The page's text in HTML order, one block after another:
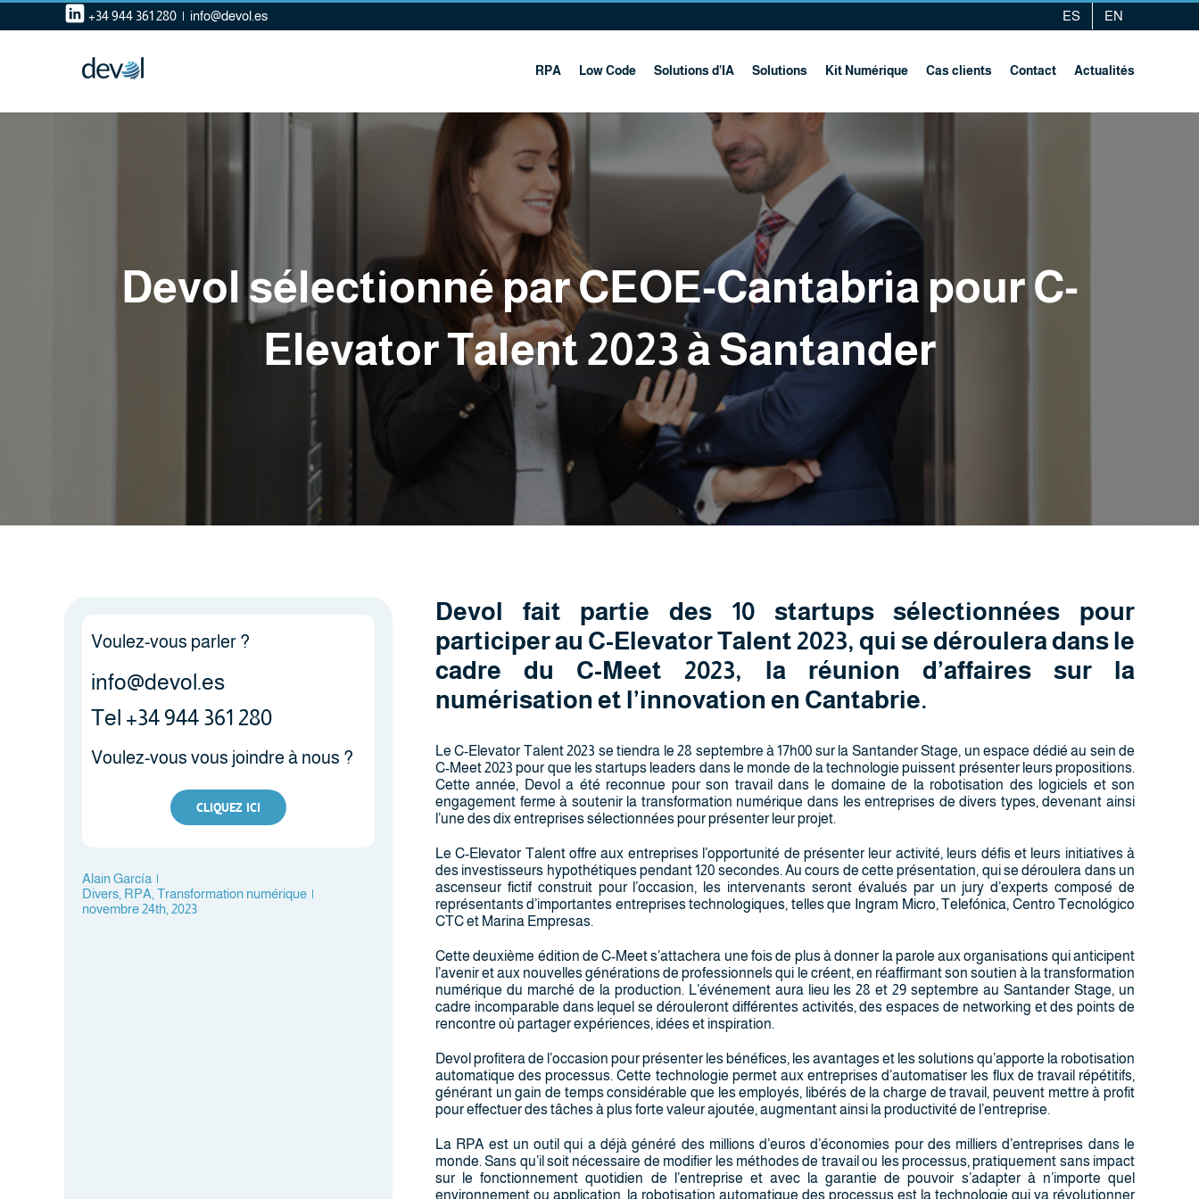
+34 944 361 280 | info@devol.es ES EN
RPA Low Code Solutions d’IA Solutions Kit Numérique Cas clients Contact Actualités
Devol sélectionné par CEOE-Cantabria pour C-
Elevator Talent 2023 à Santander
Voulez-vous parler ?
info@devol.es
Tel +34 944 361 280
Voulez-vous vous joindre à nous ?
CLIQUEZ ICI
Alain García |
Divers, RPA Transformation numérique |
novembre 24th, 2023
Devol fait partie des 10 startups sélectionnées pour
participer au C-Elevator Talent 2023, qui se déroulera dans le
cadre du C-Meet 2023, la réunion d’affaires sur la
numérisation et l’innovation en Cantabrie.
Le C-Elevator Talent 2023 se tiendra le 28 septembre à 17h00 sur la Santander Stage, un espace dédié au sein de
C-Meet 2023 pour que les startups leaders dans le monde de la technologie puissent présenter leurs propositions.
Cette année, Devol a été reconnue pour son travail dans le domaine de la robotisation des logiciels et son
engagement ferme à soutenir la transformation numérique dans les entreprises de divers types, devenant ainsi
l’une des dix entreprises sélectionnées pour présenter leur projet.
Le C-Elevator Talent offre aux entreprises l’opportunité de présenter leur activité, leurs défis et leurs initiatives à
des investisseurs hypothétiques pendant 120 secondes. Au cours de cette présentation, qui se déroulera dans un
ascenseur fictif construit pour l’occasion, les intervenants seront évalués par un jury d’experts composé de
représentants d’importantes entreprises technologiques, telles que Ingram Micro, Telefónica, Centro Tecnológico
CTC et Marina Empresas.
Cette deuxième édition de C-Meet s’attachera une fois de plus à donner la parole aux organisations qui anticipent
l’avenir et aux nouvelles générations de professionnels qui le créent, en réaffirmant son soutien à la transformation
numérique du marché de la production. L’événement aura lieu les 28 et 29 septembre au Santander Stage, un
cadre incomparable dans lequel se dérouleront différentes activités, des espaces de networking et des points de
rencontre où partager expériences, idées et inspiration.
Devol profitera de l’occasion pour présenter les bénéfices, les avantages et les solutions qu’apporte la robotisation
automatique des processus. Cette technologie permet aux entreprises d’automatiser les flux de travail répétitifs,
générant un gain de temps considérable que les employés, libérés de la charge de travail, peuvent mettre à profit
pour effectuer des tâches à plus forte valeur ajoutée, augmentant ainsi la productivité de l’entreprise.
La RPA est un outil qui a déjà généré des millions d’euros d’économies pour des milliers d’entreprises dans le
monde. Sans qu’il soit nécessaire de modifier les méthodes de travail ou les processus, pratiquement sans impact
sur le fonctionnement quotidien de l’entreprise et avec la garantie de pouvoir s’adapter à n’importe quel
environnement ou application, la robotisation automatique des processus est la technologie qui va révolutionner